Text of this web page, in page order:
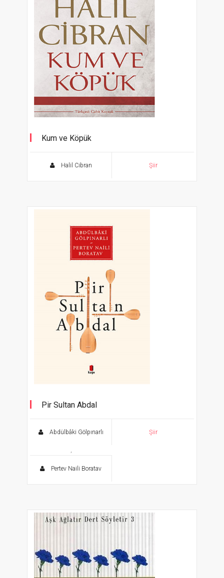
Kum ve Köpük
Halil Cibran Şiir
Pir Sultan Abdal
Abdülbâki Gölpınarlı
,
Pertev Naili Boratav
Şiir